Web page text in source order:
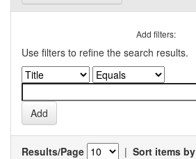
Add filters:
Use filters to refine the search results.
Results/Page | Sort items by